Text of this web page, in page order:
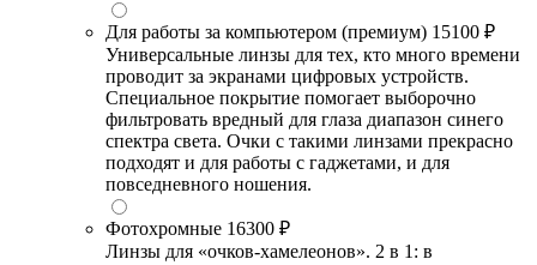
Для работы за компьютером (премиум) 15100 ₽
Универсальные линзы для тех, кто много времени
проводит за экранами цифровых устройств.
Специальное покрытие помогает выборочно
фильтровать вредный для глаза диапазон синего
спектра света. Очки с такими линзами прекрасно
подходят и для работы с гаджетами, и для
повседневного ношения.
Фотохромные 16300 ₽
Линзы для «очков-хамелеонов». 2 в 1: в